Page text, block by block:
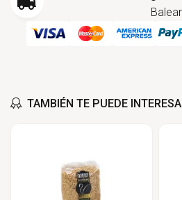
TAMBIÉN TE PUEDE